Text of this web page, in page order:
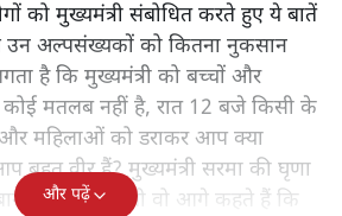
को मुख्यमंत्री संबोधित करते हुए ये बातें
अल्पसंख्यकों को कितना नुकसान
है कि मुख्यमंत्री को बच्चों और
मतलब नहीं है, रात 12 बजे किसी के
महिलाओं को डराकर आप क्या
बहुत वीर हैं? मुख्यमंत्री सरमा की घृणा
यहीं नहीं रुकती वो आगे कहते हैं कि
और पढ़ें